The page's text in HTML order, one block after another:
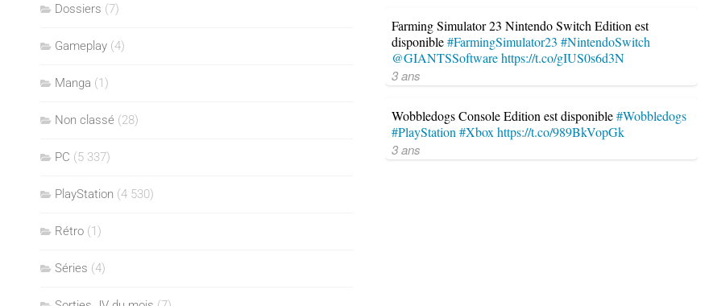
Dossiers (7)
Gameplay (4)
Manga (1)
Non classé (28)
PC (5 337)
PlayStation (4 530)
Rétro (1)
Séries (4)
Farming Simulator 23 Nintendo Switch Edition est
disponible#FarmingSimulator23 #NintendoSwitch
@GIANTSSoftwarehttps://t.co/gIUS0s6d3N
3 ans
Wobbledogs Console Edition est disponible#Wobbledogs
#PlayStation #Xbox https://t.co/989BkVopGk
3 ans